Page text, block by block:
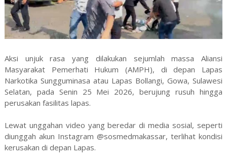
Aksi unjuk rasa yang dilakukan sejumlah massa Aliansi
Masyarakat Pemerhati Hukum (AMPH), di depan Lapas
Narkotika Sungguminasa atau Lapas Bollangi, Gowa, Sulawesi
Selatan, pada Senin 25 Mei 2026, berujung rusuh hingga
perusakan fasilitas lapas.
Lewat unggahan video yang beredar di media sosial, seperti
diunggah akun Instagram @sosmedmakassar, terlihat kondisi
kerusakan di depan Lapas.